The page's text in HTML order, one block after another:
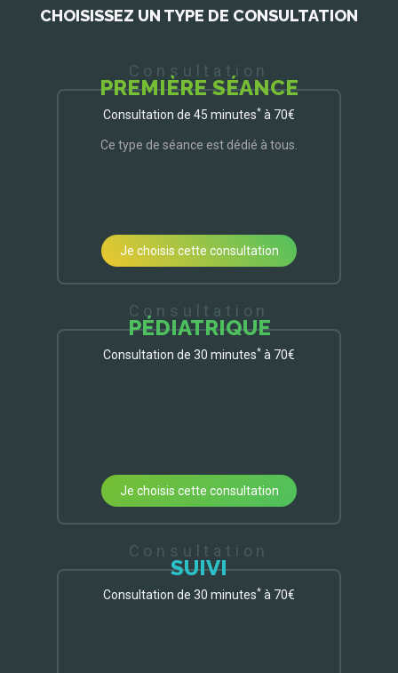
CHOISISSEZ UN TYPE DE CONSULTATION
Consultation
PREMIÈRE SÉANCE
Consultation de 45 minutes* à 70€
Ce type de séance est dédié à tous.
Je choisis cette consultation
Consultation
PÉDIATRIQUE
Consultation de 30 minutes* à 70€
Je choisis cette consultation
Consultation
SUIVI
Consultation de 30 minutes* à 70€